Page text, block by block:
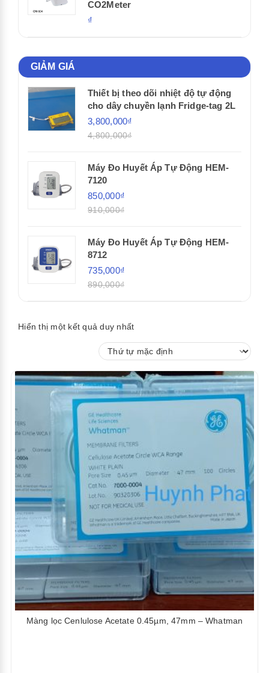
CO2Meter
₫
GIẢM GIÁ
Thiết bị theo dõi nhiệt độ tự động
cho dây chuyền lạnh Fridge-tag 2L
3,800,000₫
4,800,000₫
Máy Đo Huyết Áp Tự Động HEM-
7120
850,000₫
910,000₫
Máy Đo Huyết Áp Tự Động HEM-
8712
735,000₫
890,000₫
Hiển thị một kết quả duy nhất
Màng lọc Cenlulose Acetate 0.45µm, 47mm – Whatman